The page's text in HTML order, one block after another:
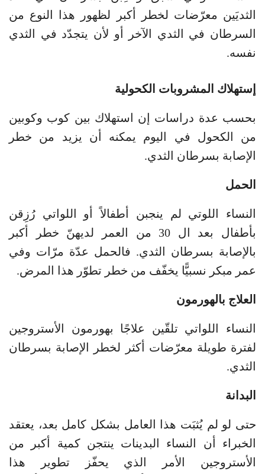
الثديَين معرّضات لخطر أكبر لظهور هذا النوع من
السرطان في الثدي الآخر أو لأن يتجدّد في الثدي
نفسه.
إستهلاك المشروبات الكحولية
بحسب عدة دراسات إن استهلاك بين كوب وكوبين
من الكحول في اليوم يمكنه أن يزيد من خطر
الإصابة بسرطان الثدي.
الحمل
النساء اللوتي لم ينجبن أطفالاً أو اللواتي رُزِقن
بأطفال بعد ال 30 من العمر لديهنّ خطر أكبر
بالإصابة بسرطان الثدي. فالحمل عدّة مرّات وفي
عمر مبكر نسبيًّا يخفّف من خطر تطوّر هذا المرض.
العلاج بالهورمون
النساء اللواتي تلقّين علاجًا بهورمون الأستروجين
لفترة طويلة معرّضات أكثر لخطر الإصابة بسرطان
الثدي.
البدانة
حتى لو لم يُثبَت هذا العامل بشكل كامل بعد، يعتقد
الخبراء أن النساء البدينات ينتجن كمية أكبر من
الأستروجين الأمر الذي يحفّز تطوير هذا